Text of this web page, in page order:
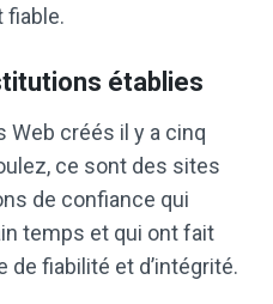
fiable.
établies
Web créés il y a cinq
ce sont des sites
de confiance qui
temps et qui ont fait
de fiabilité et d’intégrité.